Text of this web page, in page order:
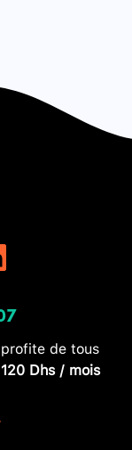
de tous
120 Dhs / mois